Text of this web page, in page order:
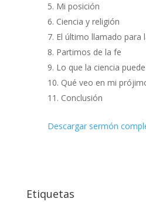
Mi posición
Ciencia y religión
El último llamado para
Partimos de la fe
Lo que la ciencia
Qué veo en mi
Conclusión
Descargar sermón
Etiquetas